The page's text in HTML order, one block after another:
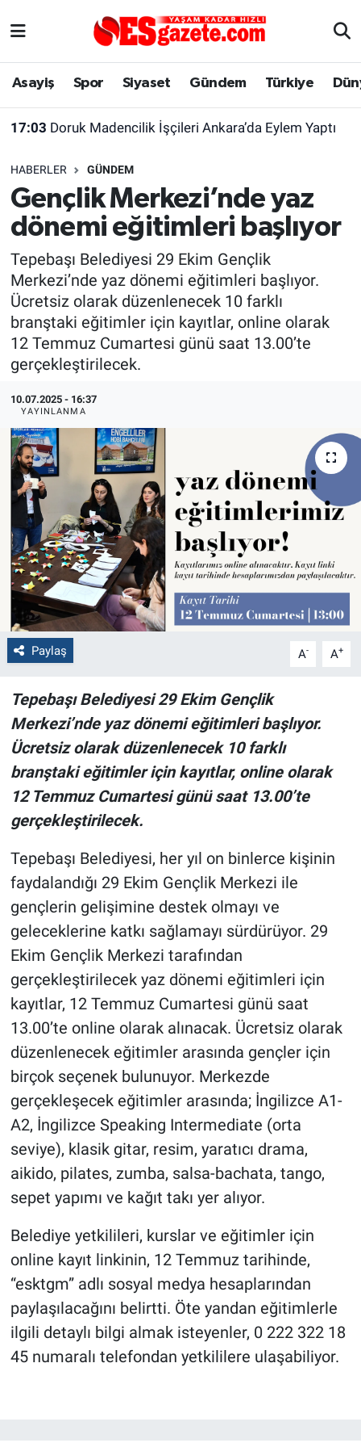
Asayiş Spor Siyaset Gündem Türkiye
17:03 Doruk Madencilik İşçileri Ankara’da Eylem Yaptı
HABERLER GÜNDEM
Gençlik Merkezi’nde yaz
dönemi eğitimleri başlıyor
Tepebaşı Belediyesi 29 Ekim Gençlik
Merkezi’nde yaz dönemi eğitimleri başlıyor.
Ücretsiz olarak düzenlenecek 10 farklı
branştaki eğitimler için kayıtlar, online olarak
12 Temmuz Cumartesi günü saat 13.00’te
gerçekleştirilecek.
10.07.2025 - 16:37
YAYINLANMA
Paylaş A- A+
Tepebaşı Belediyesi 29 Ekim Gençlik
Merkezi’nde yaz dönemi eğitimleri başlıyor.
Ücretsiz olarak düzenlenecek 10 farklı
branştaki eğitimler için kayıtlar, online olarak
12 Temmuz Cumartesi günü saat 13.00’te
gerçekleştirilecek.
Tepebaşı Belediyesi, her yıl on binlerce kişinin
faydalandığı 29 Ekim Gençlik Merkezi ile
gençlerin gelişimine destek olmayı ve
geleceklerine katkı sağlamayı sürdürüyor. 29
Ekim Gençlik Merkezi tarafından
gerçekleştirilecek yaz dönemi eğitimleri için
kayıtlar, 12 Temmuz Cumartesi günü saat
13.00’te online olarak alınacak. Ücretsiz olarak
düzenlenecek eğitimler arasında gençler için
birçok seçenek bulunuyor. Merkezde
gerçekleşecek eğitimler arasında; İngilizce A1-
A2, İngilizce Speaking Intermediate (orta
seviye), klasik gitar, resim, yaratıcı drama,
aikido, pilates, zumba, salsa-bachata, tango,
sepet yapımı ve kağıt takı yer alıyor.
Belediye yetkilileri, kurslar ve eğitimler için
online kayıt linkinin, 12 Temmuz tarihinde,
“esktgm” adlı sosyal medya hesaplarından
paylaşılacağını belirtti. Öte yandan eğitimlerle
ilgili detaylı bilgi almak isteyenler, 0 222 322 18
45 numaralı telefondan yetkililere ulaşabiliyor.
Asayiş
Gündem
Türkiye
Dünya
Sağlık
Alış-Veriş/İş dünyası
Yaşam
Eskişehirspor Arşivi
Eskişehir Arşivi
Röportaj
Ekonomi
Kültür Sanat
Politika
Bilecik
Kütahya
Gezi
Genel
Çevre
Yerel
Bilim ve Teknoloji
Eskişehir Nöbetçi Eczaneler
Süper Lig Puan Durumu ve Fikstür
Tüm Manşetler
Son Dakika Haberleri
Haber Arşivi